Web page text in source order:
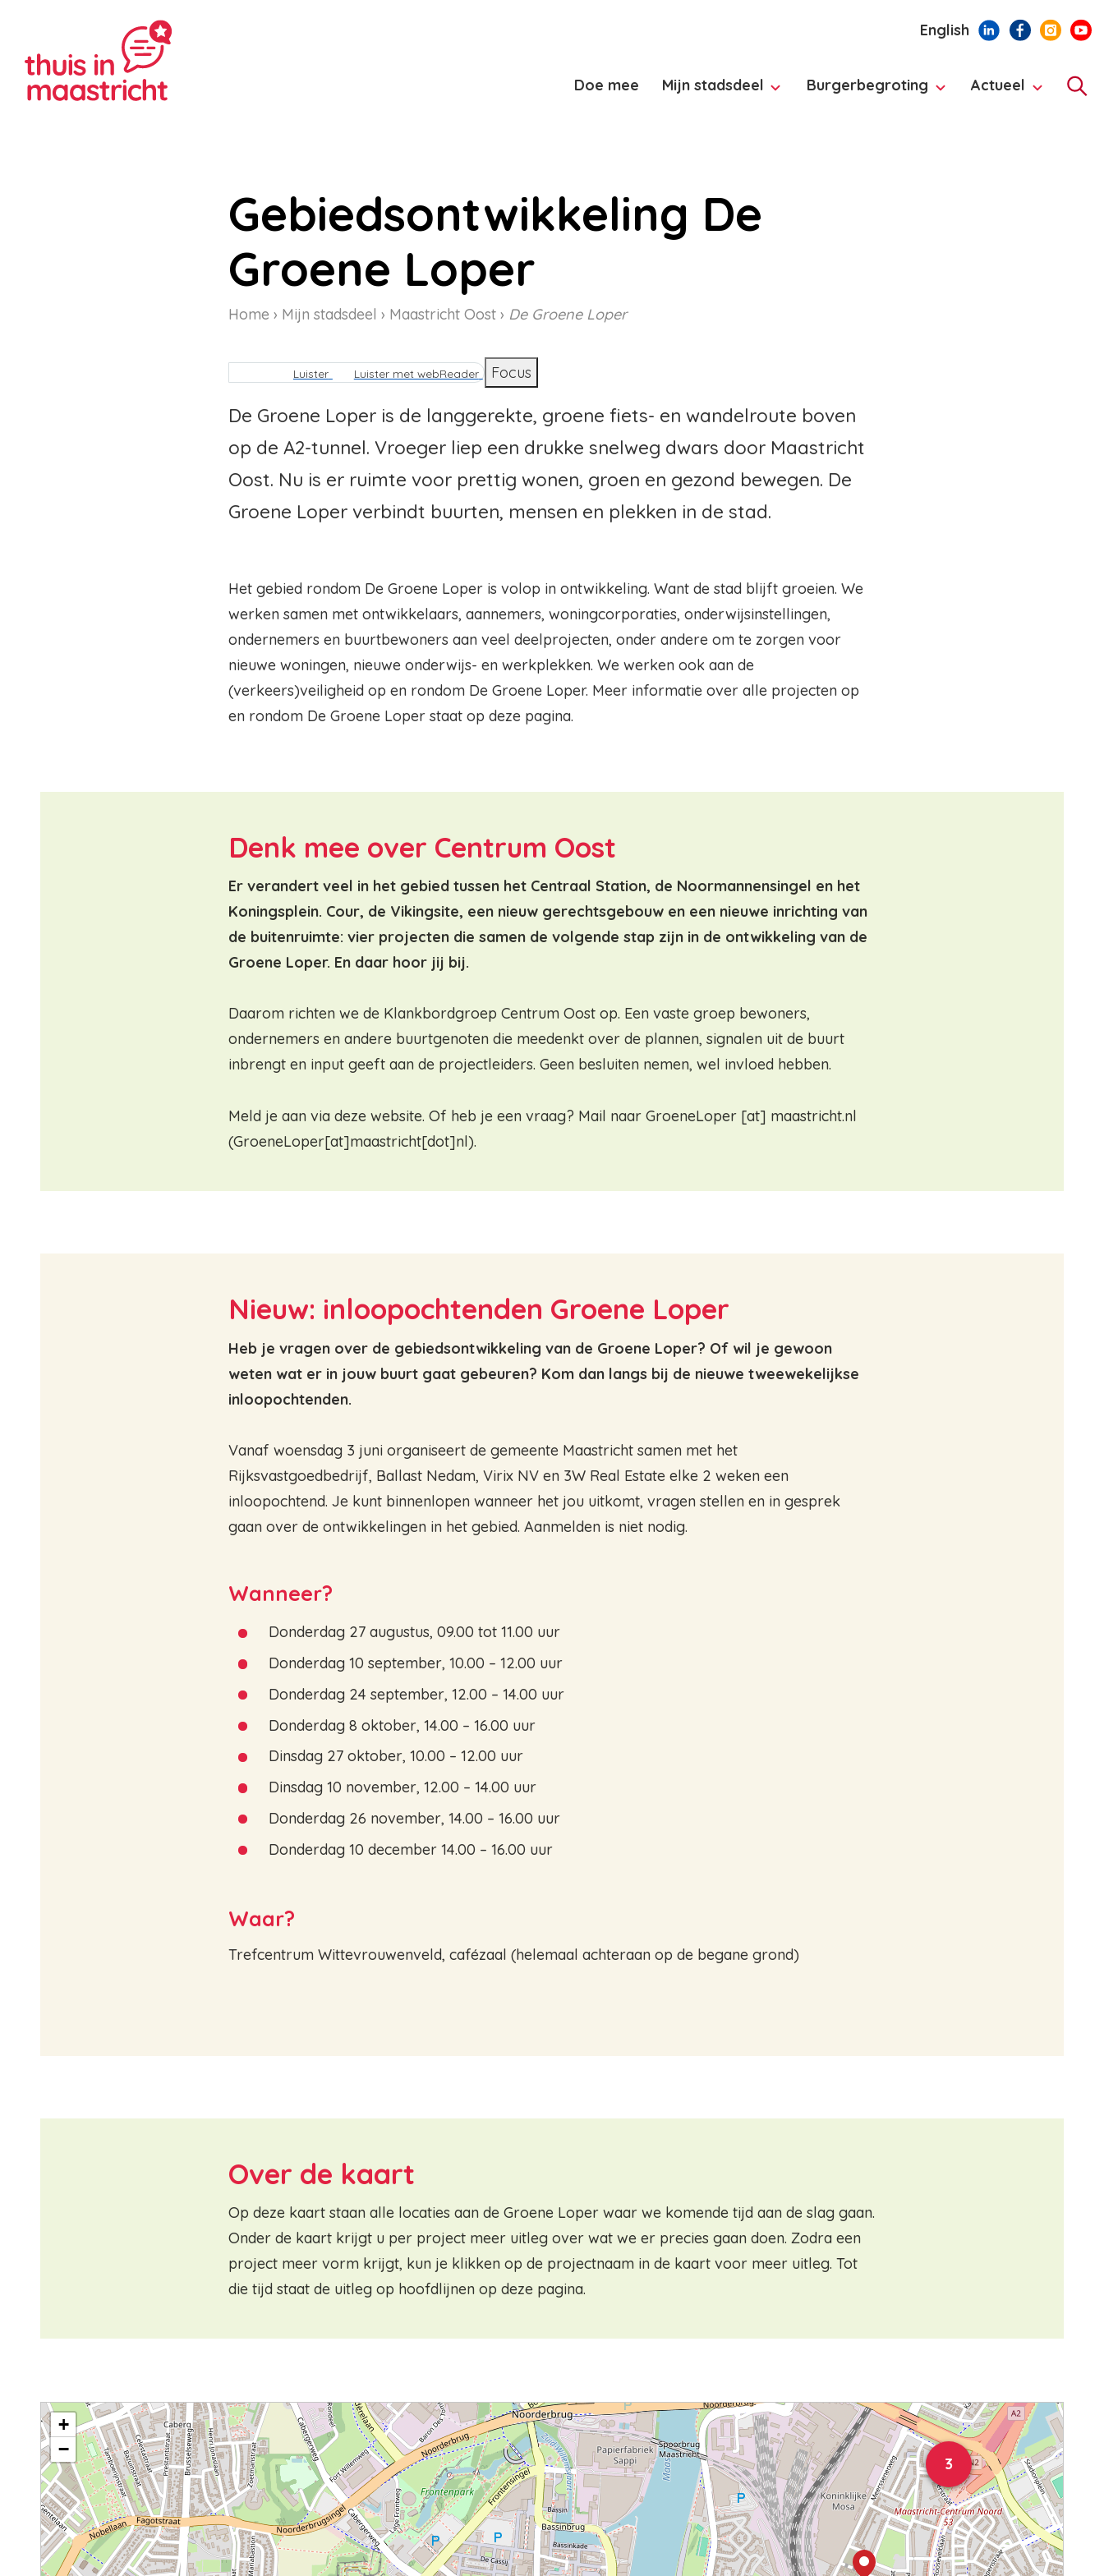
English
Doe mee Mijn stadsdeel Burgerbegroting Actueel
Gebiedsontwikkeling De
Groene Loper
Kruimelpad
Home Mijn stadsdeel Maastricht Oost De Groene Loper
Luister Luister met webReader Focus
De Groene Loper is de langgerekte, groene fiets- en wandelroute boven
op de A2-tunnel. Vroeger liep een drukke snelweg dwars door Maastricht
Oost. Nu is er ruimte voor prettig wonen, groen en gezond bewegen. De
Groene Loper verbindt buurten, mensen en plekken in de stad.
Het gebied rondom De Groene Loper is volop in ontwikkeling. Want de stad blijft groeien. We
werken samen met ontwikkelaars, aannemers, woningcorporaties, onderwijsinstellingen,
ondernemers en buurtbewoners aan veel deelprojecten, onder andere om te zorgen voor
nieuwe woningen, nieuwe onderwijs- en werkplekken. We werken ook aan de
(verkeers)veiligheid op en rondom De Groene Loper. Meer informatie over alle projecten op
en rondom De Groene Loper staat op deze pagina.
Denk mee over Centrum Oost
Er verandert veel in het gebied tussen het Centraal Station, de Noormannensingel en het
Koningsplein. Cour, de Vikingsite, een nieuw gerechtsgebouw en een nieuwe inrichting van
de buitenruimte: vier projecten die samen de volgende stap zijn in de ontwikkeling van de
Groene Loper. En daar hoor jij bij.
Daarom richten we de Klankbordgroep Centrum Oost op. Een vaste groep bewoners,
ondernemers en andere buurtgenoten die meedenkt over de plannen, signalen uit de buurt
inbrengt en input geeft aan de projectleiders. Geen besluiten nemen, wel invloed hebben.
Meld je aan via deze website. Of heb je een vraag? Mail naarGroeneLoper [at] maastricht.nl
(GroeneLoper[at]maastricht[dot]nl).
Nieuw: inloopochtenden Groene Loper
Heb je vragen over de gebiedsontwikkeling van de Groene Loper? Of wil je gewoon
weten wat er in jouw buurt gaat gebeuren? Kom dan langs bij de nieuwe tweewekelijkse
inloopochtenden.
Vanaf woensdag 3 juni organiseert de gemeente Maastricht samen met het
Rijksvastgoedbedrijf, Ballast Nedam, Virix NV en 3W Real Estate elke 2 weken een
inloopochtend. Je kunt binnenlopen wanneer het jou uitkomt, vragen stellen en in gesprek
gaan over de ontwikkelingen in het gebied. Aanmelden is niet nodig.
Wanneer?
Donderdag 27 augustus, 09.00 tot 11.00 uur
Donderdag 10 september, 10.00 – 12.00 uur
Donderdag 24 september, 12.00 – 14.00 uur
Donderdag 8 oktober, 14.00 – 16.00 uur
Dinsdag 27 oktober, 10.00 – 12.00 uur
Dinsdag 10 november, 12.00 – 14.00 uur
Donderdag 26 november, 14.00 – 16.00 uur
Donderdag 10 december 14.00 – 16.00 uur
Waar?
Trefcentrum Wittevrouwenveld, cafézaal (helemaal achteraan op de begane grond)
Over de kaart
Op deze kaart staan alle locaties aan de Groene Loper waar we komende tijd aan de slag gaan.
Onder de kaart krijgt u per project meer uitleg over wat we er precies gaan doen. Zodra een
project meer vorm krijgt, kun je klikken op de projectnaam in de kaart voor meer uitleg. Tot
die tijd staat de uitleg op hoofdlijnen op deze pagina.
3
+
−